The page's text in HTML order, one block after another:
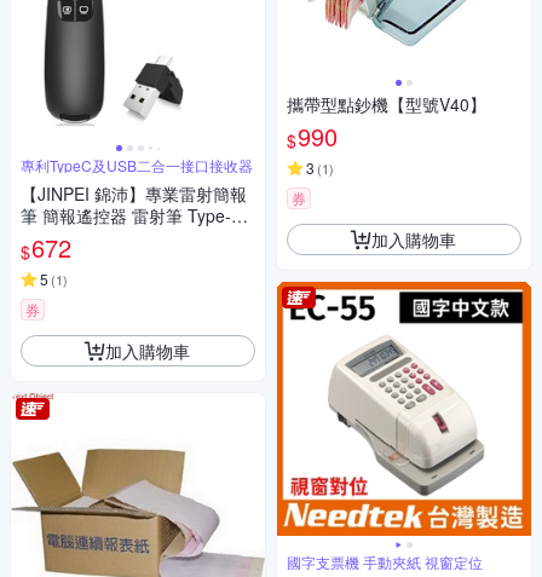
專利TypeC及USB二合一接口接收器
【JINPEI 錦沛】專業雷射簡報
筆 簡報遙控器 雷射筆 Type-C
& USB-A 雙頭 JL-01B
$672
5 (1)
券
加入購物車
攜帶型點鈔機【型號V40】
$990
3 (1)
券
加入購物車
國字支票機 手動夾紙 視窗定位